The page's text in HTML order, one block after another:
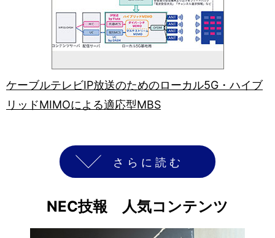
ケーブルテレビIP放送のためのローカル5G・ハイブ
リッドMIMOによる適応型MBS
さらに読む
NEC技報 人気コンテンツ